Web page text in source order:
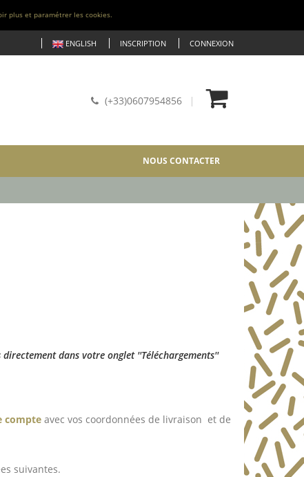
plus et paramétrer les cookies.
ENGLISH INSCRIPTION CONNEXION
(+33)0607954856
NOUS CONTACTER
dans votre onglet ''Téléchargements''
compte avec vos coordonnées de livraison et de
suivantes.